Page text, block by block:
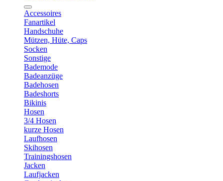
Accessoires
Fanartikel
Handschuhe
Mützen, Hüte, Caps
Socken
Sonstige
Bademode
Badeanzüge
Badehosen
Badeshorts
Bikinis
Hosen
3/4 Hosen
kurze Hosen
Laufhosen
Skihosen
Trainingshosen
Jacken
Laufjacken